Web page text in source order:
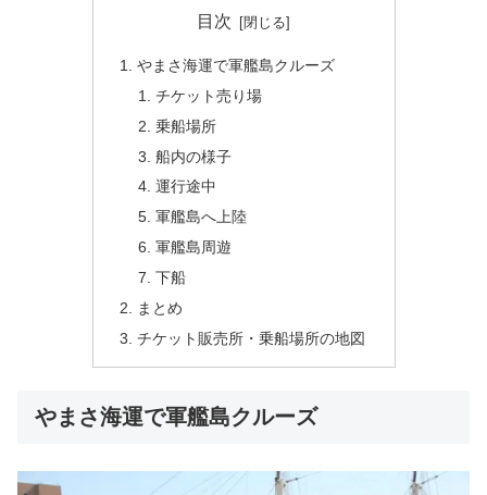
目次
やまさ海運で軍艦島クルーズ
チケット売り場
乗船場所
船内の様子
運行途中
軍艦島へ上陸
軍艦島周遊
下船
まとめ
チケット販売所・乗船場所の地図
やまさ海運で軍艦島クルーズ